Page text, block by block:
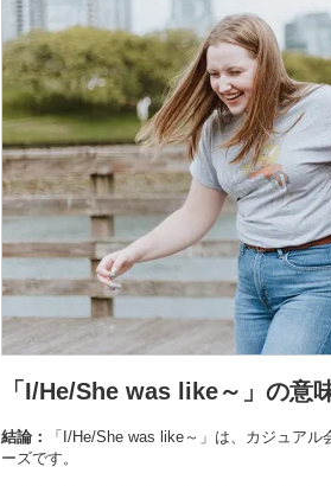
「I/He/She was like～」の意
結論：
「I/He/She was like～」は、カジュア
ーズです。